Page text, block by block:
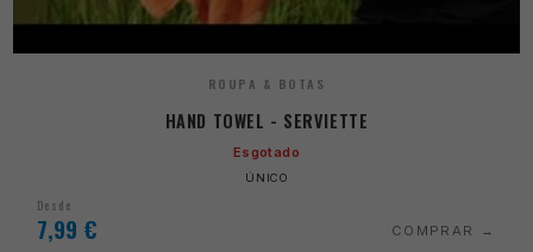
ROUPA & BOTAS
HAND TOWEL - SERVIETTE
Esgotado
ÚNICO
Desde
7,99 € COMPRAR